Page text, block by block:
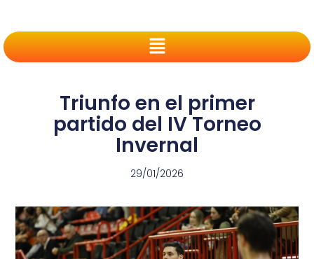
Triunfo en el primer
partido del IV Torneo
Invernal
29/01/2026